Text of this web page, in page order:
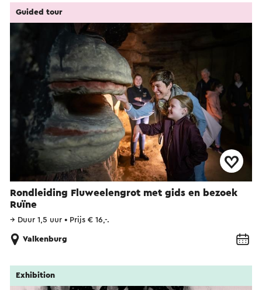
Rondleiding Fluweelengrot met gids en bezoek
Ruïne
Guided tour
→ Duur 1,5 uur • Prijs € 16,-.
Valkenburg
Exhibition